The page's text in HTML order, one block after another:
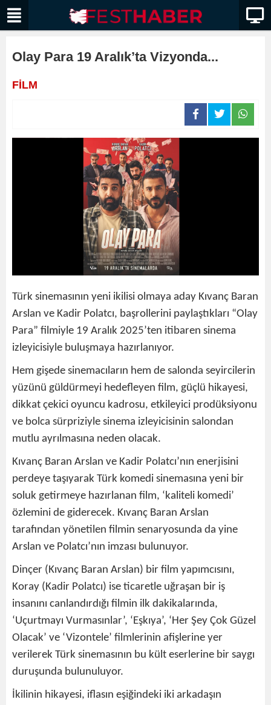
Olay Para 19 Aralık’ta Vizyonda...
FİLM
Türk sinemasının yeni ikilisi olmaya aday Kıvanç Baran
Arslan ve Kadir Polatcı, başrollerini paylaştıkları “Olay
Para” filmiyle 19 Aralık 2025’ten itibaren sinema
izleyicisiyle buluşmaya hazırlanıyor.
Hem gişede sinemacıların hem de salonda seyircilerin
yüzünü güldürmeyi hedefleyen film, güçlü hikayesi,
dikkat çekici oyuncu kadrosu, etkileyici prodüksiyonu
ve bolca sürpriziyle sinema izleyicisinin salondan
mutlu ayrılmasına neden olacak.
Kıvanç Baran Arslan ve Kadir Polatcı’nın enerjisini
perdeye taşıyarak Türk komedi sinemasına yeni bir
soluk getirmeye hazırlanan film, ‘kaliteli komedi’
özlemini de giderecek. Kıvanç Baran Arslan
tarafından yönetilen filmin senaryosunda da yine
Arslan ve Polatcı’nın imzası bulunuyor.
Dinçer (Kıvanç Baran Arslan) bir film yapımcısını,
Koray (Kadir Polatcı) ise ticaretle uğraşan bir iş
insanını canlandırdığı filmin ilk dakikalarında,
‘Uçurtmayı Vurmasınlar’, ‘Eşkıya’, ‘Her Şey Çok Güzel
Olacak’ ve ‘Vizontele’ filmlerinin afişlerine yer
verilerek Türk sinemasının bu kült eserlerine bir saygı
duruşunda bulunuluyor.
İkilinin hikayesi, iflasın eşiğindeki iki arkadaşın